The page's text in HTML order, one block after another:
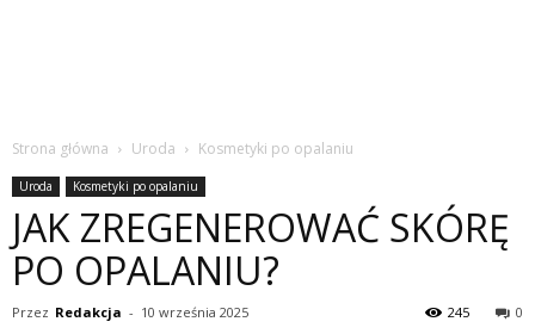
Strona główna Uroda Kosmetyki po opalaniu
Uroda Kosmetyki po opalaniu
JAK ZREGENEROWAĆ SKÓRĘ
PO OPALANIU?
Przez Redakcja - 10 września 2025 0
245